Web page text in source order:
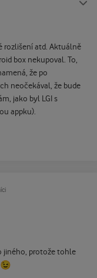
rozlišení atd. Aktuálně
box nekupoval. To,
že po
neočekával, že bude
jako byl LGI s
appku).
jiného, protože tohle
😉